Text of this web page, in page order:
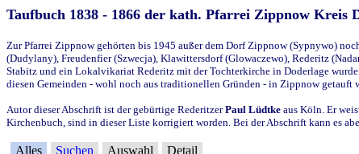
Taufbuch 1838 - 1866 der kath. Pfarrei Zippnow Kreis
Zur Pfarrei Zippnow gehörten bis 1945 außer dem Dorf Zippnow (Sypnywo)
(Dudylany), Freudenfier (Szwecja), Klawittersdorf (Glowaczewo), Rederitz
Stabitz und ein Lokalvikariat Rederitz mit der Tochterkirche in Doderlage
diesen Gemeinden - wohl noch aus traditionellen Gründen - in Zippnow getauft
Autor dieser Abschrift ist der gebürtige RederitzerPaul Lüdtke aus Köln. Er
Kirchenbuch, sind in dieser Liste korrigiert worden. Bei der Abschrift kann es
Alles Suchen Auswahl Detail